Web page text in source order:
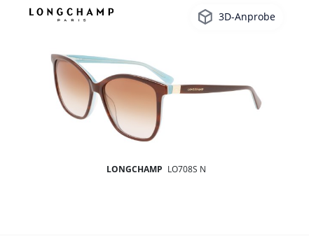
LONGCHAMP LO708S N
3D-Anprobe